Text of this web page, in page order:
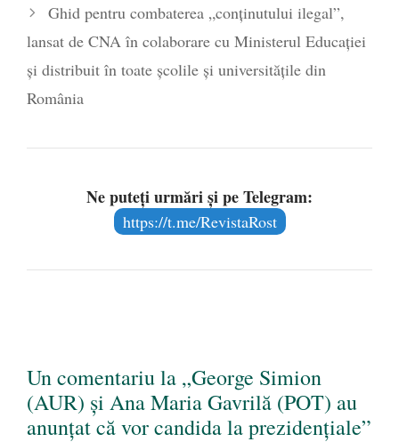
Ghid pentru combaterea „conținutului ilegal”,
lansat de CNA în colaborare cu Ministerul Educației
și distribuit în toate școlile și universitățile din
România
Ne puteți urmări și pe Telegram:
https://t.me/RevistaRost
Un comentariu la „George Simion
(AUR) și Ana Maria Gavrilă (POT) au
anunțat că vor candida la prezidențiale”